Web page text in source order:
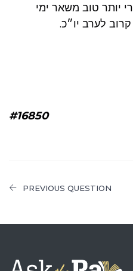
יותר טוב משאר ימי
לערב יו״כ.
#16850
PREVIOUS QUESTION